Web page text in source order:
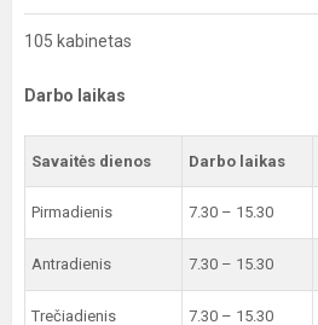
105 kabinetas
Darbo laikas
Savaitės dienos Darbo laikas
Pirmadienis 7.30 – 15.30
Antradienis 7.30 – 15.30
Trečiadienis 7.30 – 15.30